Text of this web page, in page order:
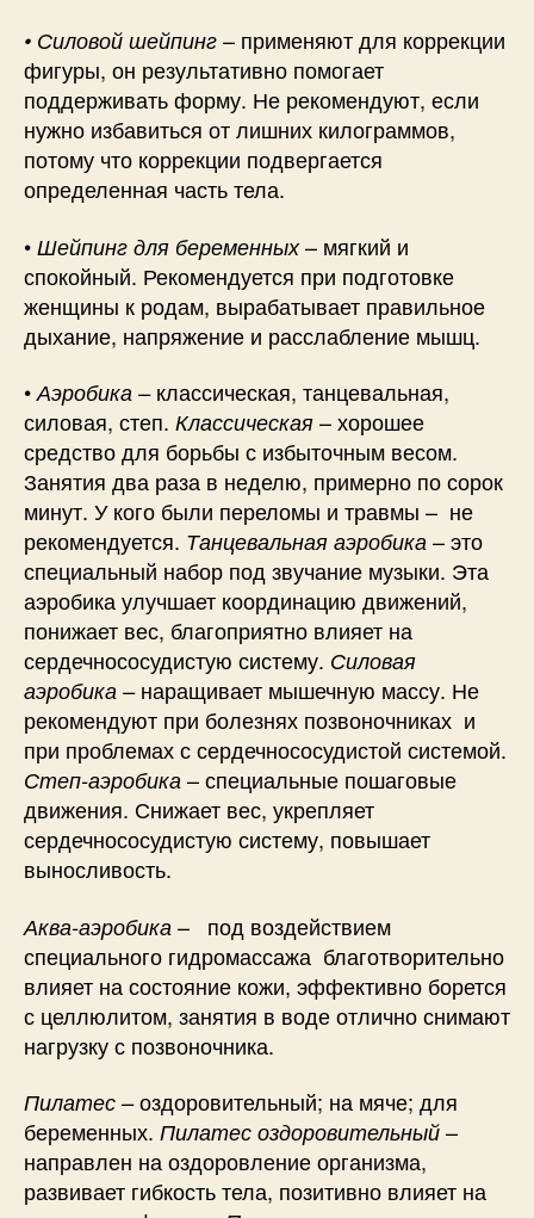
• Силовой шейпинг – применяют для коррекции
фигуры, он результативно помогает
поддерживать форму. Не рекомендуют, если
нужно избавиться от лишних килограммов,
потому что коррекции подвергается
определенная часть тела.
• Шейпинг для беременных– мягкий и
спокойный. Рекомендуется при подготовке
женщины к родам, вырабатывает правильное
дыхание, напряжение и расслабление мышц.
• Аэробика – классическая, танцевальная,
силовая, степ. Классическая – хорошее
средство для борьбы с избыточным весом.
Занятия два раза в неделю, примерно по сорок
минут. У кого были переломы и травмы – не
рекомендуется. Танцевальная аэробика – это
специальный набор под звучание музыки. Эта
аэробика улучшает координацию движений,
понижает вес, благоприятно влияет на
сердечнососудистую систему. Силовая
аэробика – наращивает мышечную массу. Не
рекомендуют при болезнях позвоночниках и
при проблемах с сердечнососудистой системой.
Степ-аэробика – специальные пошаговые
движения. Снижает вес, укрепляет
сердечнососудистую систему, повышает
выносливость.
Аква-аэробика – под воздействием
специального гидромассажа благотворительно
влияет на состояние кожи, эффективно борется
с целлюлитом, занятия в воде отлично снимают
нагрузку с позвоночника.
Пилатес –оздоровительный; на мяче; для
беременных. Пилатес оздоровительный –
направлен на оздоровление организма,
развивает гибкость тела, позитивно влияет на